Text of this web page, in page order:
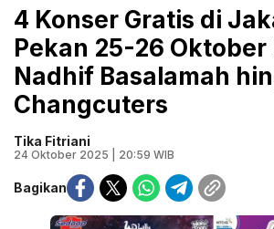
4 Konser Gratis di
Pekan 25-26 Oktober
Nadhif Basalamah
Changcuters
Tika Fitriani
24 Oktober 2025 | 20:59 WIB
Bagikan